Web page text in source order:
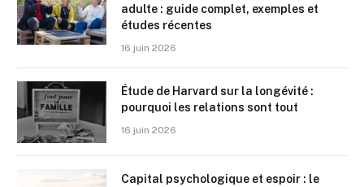
adulte : guide complet, exemples et
études récentes
16 juin 2026
Étude de Harvard sur la longévité :
pourquoi les relations sont tout
16 juin 2026
Capital psychologique et espoir : le